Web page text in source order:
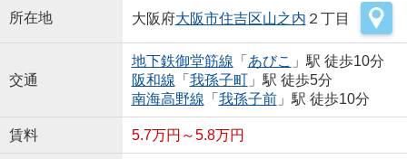
所在地 大阪府大阪市住吉区山之内 ２丁目
交通
地下鉄御堂筋線 「 あびこ 」駅 徒歩10分
阪和線 「 我孫子町」駅 徒歩5分
南海高野線 「 我孫子前」駅 徒歩10分
賃料 5.7万円～5.8万円